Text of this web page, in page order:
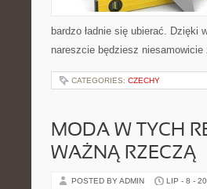
bardzo ładnie się ubierać. Dzięki
nareszcie będziesz
CATEGORIES: CZECHY
MODA W TYCH
WAŻNĄ RZECZĄ
POSTED BY ADMIN LIP - 8 -